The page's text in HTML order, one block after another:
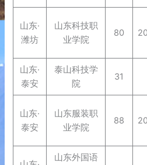
山东·
潍坊
山东科技职
业学院
80
山东·
泰安
泰山科技学
院
31
山东·
泰安
山东服装职
业学院
88
山东外国语